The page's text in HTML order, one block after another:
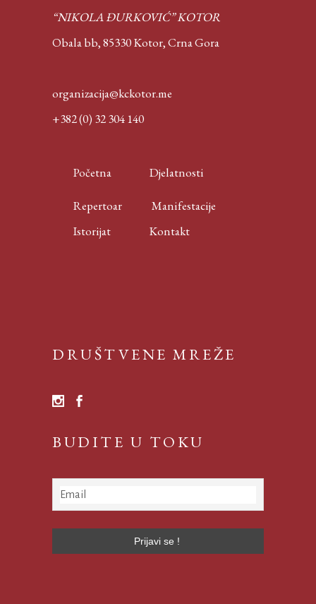
“NIKOLA ĐURKOVIĆ” KOTOR
Obala bb, 85330 Kotor,Crna Gora
organizacija@kckotor.me
+382 (0) 32 304 140
Početna Djelatnosti
Repertoar
Manifestacije
Istorijat
Kontakt
DRUŠTVENE MREŽE
BUDITE U TOKU